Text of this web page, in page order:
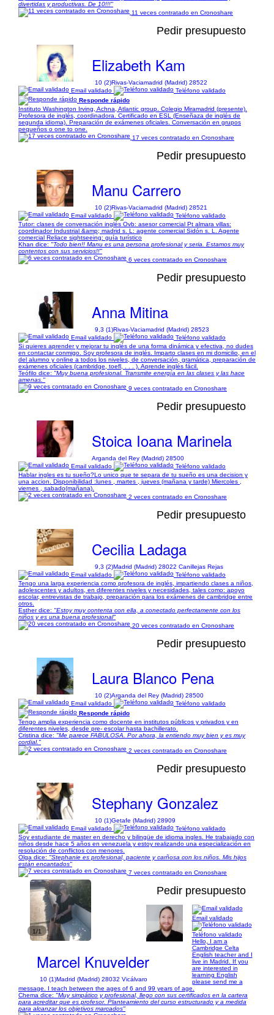
divertidas y productivas. De 10!!!"
11 veces contratado en Cronoshare
Pedir presupuesto
Elizabeth Kam
10 (2)Rivas-Vaciamadrid (Madrid) 28522
Email validado
Teléfono validado
Responde rápido
Instituto Washington Irving, Achna, Atlantic group. Colegio Miramadrid (presente).
Profesora de inglés, coordinadora. Certificado en ESL (Enseñaza de inglés de
segunda idioma). Preparación de exámenes oficiales. Conversación en grupos
pequeños o one to one.
17 veces contratado en Cronoshare
Pedir presupuesto
Manu Carrero
10 (2)Rivas-Vaciamadrid (Madrid) 28521
Email validado
Teléfono validado
Tutor: clases de conversación inglés Ovb: asesor comercial Pt almara villas:
coordinador Industrial &amp; madrid s. L: agente comercial Sidón s. L. Agente
comercial Reliace sightseeing: guía turístico
Khan dice: "Todo bien!! Manu es una persona profesional y seria. Estamos muy
contentos con sus servicios!!"
6 veces contratado en Cronoshare
Pedir presupuesto
Anna Mitina
9,3 (1)Rivas-Vaciamadrid (Madrid) 28523
Email validado
Teléfono validado
Si quieres aprender y mejorar tu inglés de una forma dinámica y efectiva, no dudes
en contactar conmigo. Soy profesora de inglés. Imparto clases en mi domicilio, en el
del alumno y online a todos los niveles, de conversación, gramática, preparación de
exámenes oficiales (cambridge, toefl, . . . ). Aprende inglés fácil.
Teófilo dice: "Muy buena profesional. Transmite energía en las clases y las hace
amenas."
9 veces contratado en Cronoshare
Pedir presupuesto
Stoica Ioana Marinela
Arganda del Rey (Madrid) 28500
Email validado
Teléfono validado
Hablar ingles es tu sueño?Lo unico que te separa de tu sueño es una decision y
una accion. Disponibilidad :lunes , martes , jueves (mañana y tarde) Miercoles ,
viernes , sabado(mañana).
2 veces contratado en Cronoshare
Pedir presupuesto
Cecilia Ladaga
9,3 (2)Madrid (Madrid) 28022 Canillejas Rejas
Email validado
Teléfono validado
Tengo una larga experiencia como profesora de inglés, impartiendo clases a niños,
adolescentes y adultos, en diferentes niveles y necesidades, tales como: apoyo
escolar, entrevistas de trabajo, preparación para los exámenes de cambridge entre
otros.
Esther dice: "Estoy muy contenta con ella, a conectado perfectamente con los
niños y es una buena profesional"
20 veces contratado en Cronoshare
Pedir presupuesto
Laura Blanco Pena
10 (2)Arganda del Rey (Madrid) 28500
Email validado
Teléfono validado
Responde rápido
Tengo amplia experiencia como docente en institutos públicos y privados y en
diferentes niveles, desde pre- escolar hasta bachillerato.
Cristina dice: "Me parece FABULOSA. Por ahora, la entiendo muy bien y es muy
cordial."
2 veces contratado en Cronoshare
Pedir presupuesto
Stephany Gonzalez
10 (1)Getafe (Madrid) 28909
Email validado
Teléfono validado
Soy estudiante de master en derecho y bilingüe de idioma ingles. He trabajado con
niños desde hace 5 años en venezuela y estoy realizando una especialización en
resolución de conflictos con menores.
Olga dice: "Stephanie es profesional, paciente y carñosa con los niños. Mis hijos
están encantados"
7 veces contratado en Cronoshare
1/1
Pedir presupuesto
Marcel Knuvelder
10 (1)Madrid (Madrid) 28032 Vicálvaro
Email validado
Teléfono validado
Hello, I am a
Cambridge Celta
English teacher and I
live in Madrid. If you
are interested in
learning English
please send me a
message. I teach between the ages of 6 and 99 years of age.
Chema dice: "Muy simpático y profesional, llego con sus certificados en la cartera
para acreditar que es profesor. Planteamiento del curso estructurado y a medida
para alcanzar los objetivos marcados"